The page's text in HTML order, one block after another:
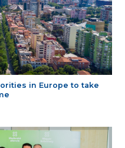
in Europe to take